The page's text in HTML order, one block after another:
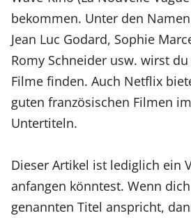
bekommen. Unter den
Jean Luc Godard, Sophie
Romy Schneider usw. wirst
Filme finden. Auch Netflix
guten französischen Filmen
Untertiteln.
Dieser Artikel ist lediglich ein
anfangen könntest. Wenn
genannten Titel anspricht,